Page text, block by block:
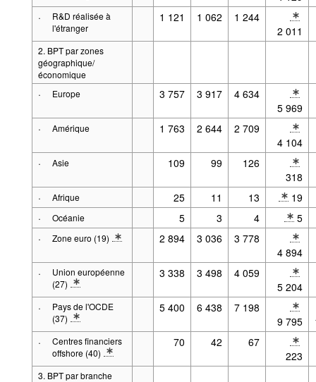
·
R&D réalisée à
l'étranger
1 121 1 062 1 244
* Note
2 011
2. BPT par zones
géographique/
économique
· Europe 3 757 3 917 4 634
* Note
5 969
· Amérique 1 763 2 644 2 709
* Note
4 104
· Asie 109 99 126
* Note
318
· Afrique 25 11 13
* Note
19
· Océanie 5 3 4
* Note
5
· Zone euro (19)
* Note Composant 2: composition fixe (19 pays)
2 894 3 036 3 778
* Note
4 894
·
Union européenne
(27)
* Note Composant 2: composition fixe (27 pays + Institutions de l'UE)
3 338 3 498 4 059
* Note
5 204
·
Pays de l'OCDE
(37)
* Note Composant 2: composition fixe (37 pays)
5 400 6 438 7 198
* Note
9 795
·
Centres financiers
offshore (40)
* Note Composant 2: composition fixe (40 pays)
70 42 67
* Note
223
3. BPT par branche